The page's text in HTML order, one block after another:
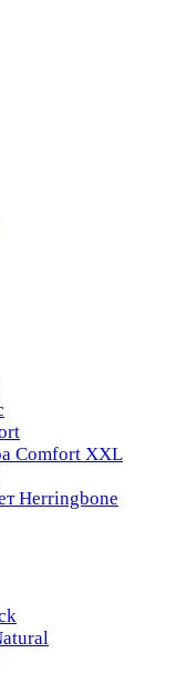
Comfort XXL
Herringbone